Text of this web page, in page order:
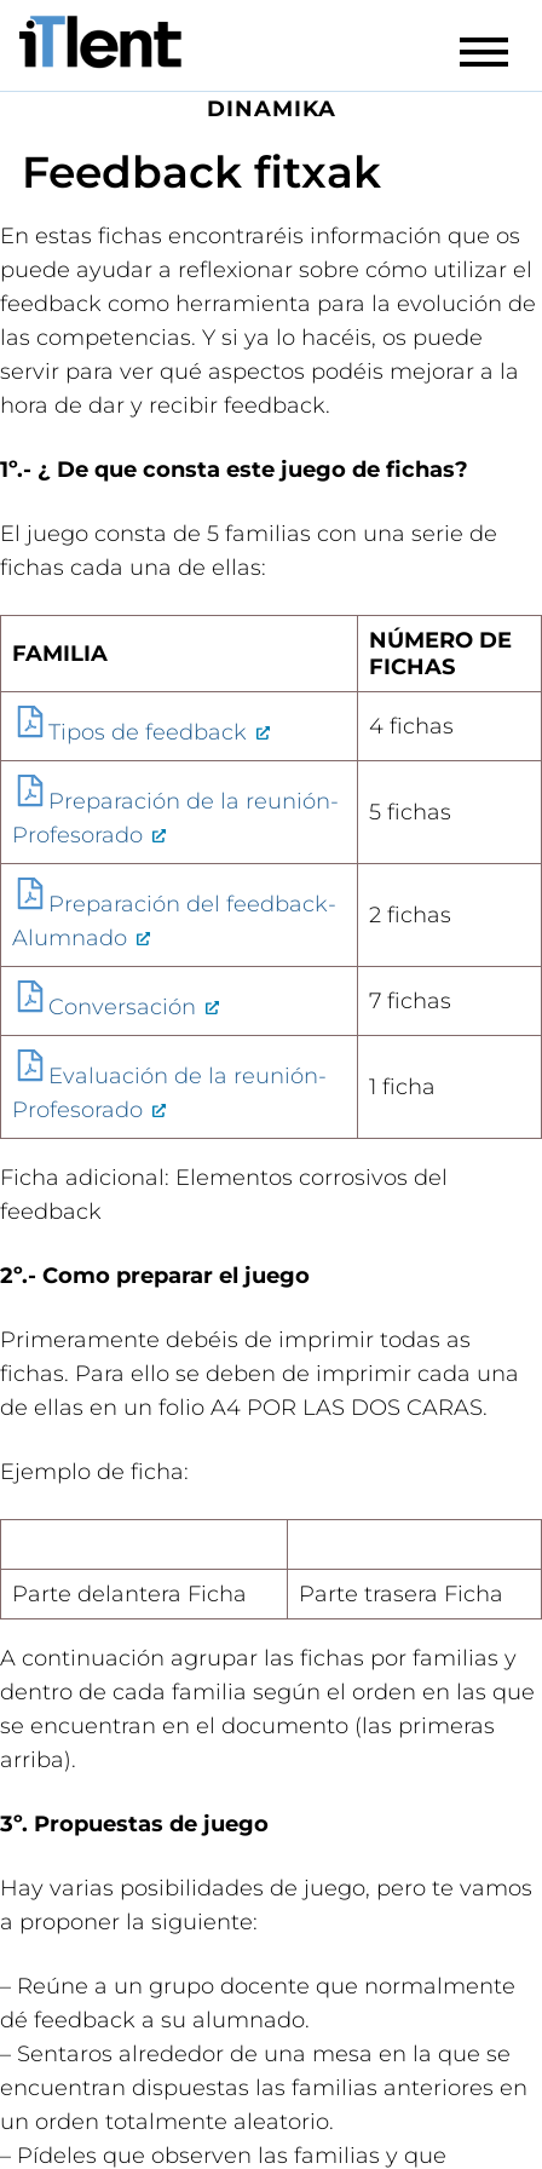
DINAMIKA
Feedback fitxak
En estas fichas encontraréis información que os
puede ayudar a reflexionar sobre cómo utilizar el
feedback como herramienta para la evolución de
las competencias. Y si ya lo hacéis, os puede
servir para ver qué aspectos podéis mejorar a la
hora de dar y recibir feedback.
1º.- ¿ De que consta este juego de fichas?
El juego consta de 5 familias con una serie de
fichas cada una de ellas:
FAMILIA
NÚMERO DE
FICHAS
Tipos de feedback 4 fichas
Preparación de la reunión-
Profesorado
5 fichas
Preparación del feedback-
Alumnado
2 fichas
Conversación 7 fichas
Evaluación de la reunión-
Profesorado
1 ficha
Ficha adicional: Elementos corrosivos del
feedback
2º.- Como preparar el juego
Primeramente debéis de imprimir todas as
fichas. Para ello se deben de imprimir cada una
de ellas en un folio A4 POR LAS DOS CARAS.
Ejemplo de ficha:
Parte delantera Ficha Parte trasera Ficha
A continuación agrupar las fichas por familias y
dentro de cada familia según el orden en las que
se encuentran en el documento (las primeras
arriba).
3º. Propuestas de juego
Hay varias posibilidades de juego, pero te vamos
a proponer la siguiente:
– Reúne a un grupo docente que normalmente
dé feedback a su alumnado.
– Sentaros alrededor de una mesa en la que se
encuentran dispuestas las familias anteriores en
un orden totalmente aleatorio.
– Pídeles que observen las familias y que